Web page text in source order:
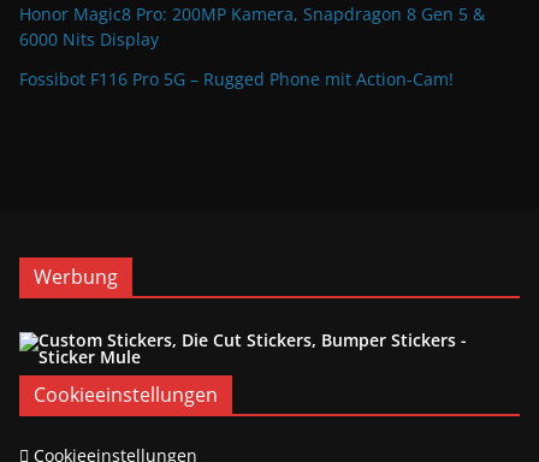
Honor Magic8 Pro: 200MP Kamera, Snapdragon 8 Gen 5 &
6000 Nits Display
Fossibot F116 Pro 5G – Rugged Phone mit Action-Cam!
Werbung
Cookieeinstellungen
Cookieeinstellungen